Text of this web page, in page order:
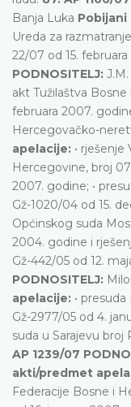
Banja Luka
Ureda za
22/07 od 15.
PODNOSITELJ: J.M.
akt Tužilaštva
februara 2007.
Hercegovačko-
apelacije: •
Hercegovine, broj
2007. godine; •
Gž-1020/04 od 15.
Općinskog suda
2004. godine i
Gž-442/05 od 12.
PODNOSITELJ:
apelacije: •
Gž-2977/05 od 4.
suda u Sarajevu broj
AP 1239/07
akti/predmet
Federacije Bosne i